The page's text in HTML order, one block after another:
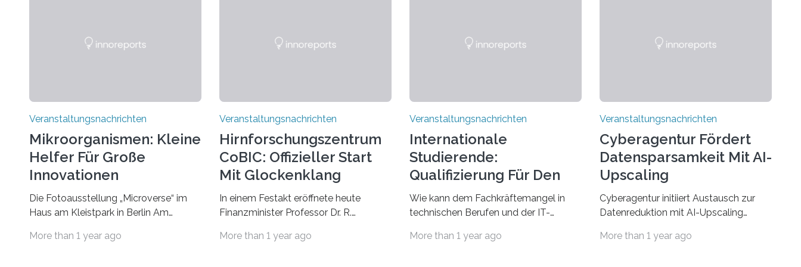
Veranstaltungsnachrichten
Mikroorganismen: Kleine
Helfer Für Große
Innovationen
Die Fotoausstellung „Microverse“ im
Haus am Kleistpark in Berlin Am
Kleistpark, Berlin-Schöneberg, die
More than 1 year ago
Veranstaltungsnachrichten
Hirnforschungszentrum
CoBIC: Offizieller Start
Mit Glockenklang
In einem Festakt eröffnete heute
Finanzminister Professor Dr. R.
Imaging Center (CoBIC) auf dem
More than 1 year ago
Veranstaltungsnachrichten
Internationale
Studierende:
Qualifizierung Für Den
Arbeitsmarkt
Wie kann dem Fachkräftemangel in
technischen Berufen und der IT-
Beispiel durch internationale
More than 1 year ago
Veranstaltungsnachrichten
Cyberagentur Fördert
Datensparsamkeit Mit AI-
Upscaling
Cyberagentur initiiert Austausch zur
Datenreduktion mit AI-Upscaling
Forschungsprogramm DDK –
More than 1 year ago